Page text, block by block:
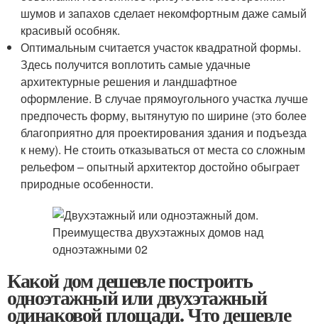
шумов и запахов сделает некомфортным даже самый
красивый особняк.
Оптимальным считается участок квадратной формы.
Здесь получится воплотить самые удачные
архитектурные решения и ландшафтное
оформление. В случае прямоугольного участка лучше
предпочесть форму, вытянутую по ширине (это более
благоприятно для проектирования здания и подъезда
к нему). Не стоить отказываться от места со сложным
рельефом – опытный архитектор достойно обыграет
природные особенности.
Какой дом дешевле построить
одноэтажный или двухэтажный
одинаковой площади. Что дешевле